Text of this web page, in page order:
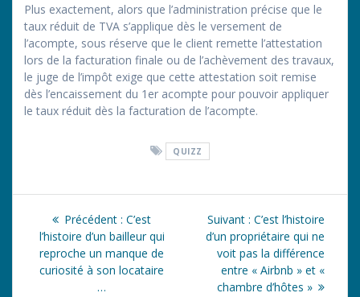
Plus exactement, alors que l’administration précise que le
taux réduit de TVA s’applique dès le versement de
l’acompte, sous réserve que le client remette l’attestation
lors de la facturation finale ou de l’achèvement des travaux,
le juge de l’impôt exige que cette attestation soit remise
dès l’encaissement du 1er acompte pour pouvoir appliquer
le taux réduit dès la facturation de l’acompte.
QUIZZ
Navigation
l’article
Précédent : Article
précédent
:
C’est
l’histoire d’un bailleur qui
reproche un manque de
curiosité à son locataire
…
Suivant : Article
suivant
:
C’est l’histoire
d’un propriétaire qui ne
voit pas la différence
entre « Airbnb » et «
chambre d’hôtes »